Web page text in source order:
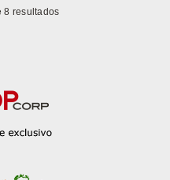
8 resultados